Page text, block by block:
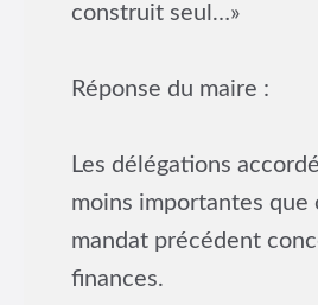
construit seul…»
Réponse du maire :
Les délégations
moins importantes que
mandat précédent
finances.